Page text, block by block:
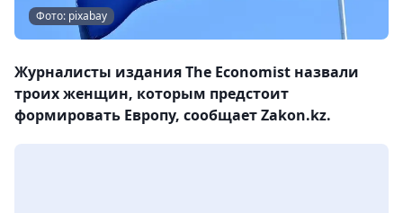
Фото: pixabay
Журналисты издания The Economist назвали
троих женщин, которым предстоит
формировать Европу, сообщает Zakon.kz.